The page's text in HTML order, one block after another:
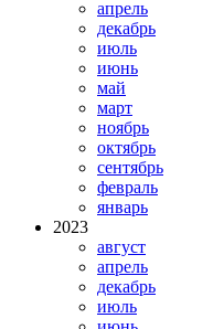
апрель
декабрь
июль
июнь
май
март
ноябрь
октябрь
сентябрь
февраль
январь
2023
август
апрель
декабрь
июль